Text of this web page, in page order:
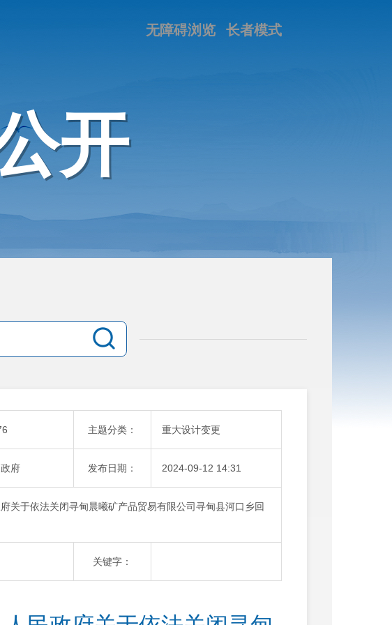
长者模式
无障碍浏览
开
主题分类： 重大设计变更
府 发布日期： 2024-09-12 14:31
关于依法关闭寻甸晨曦矿产品贸易有限公司寻甸县河口乡回
关键字：